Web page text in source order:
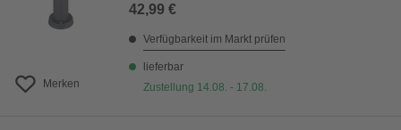
Merken
42,99 €
Verfügbarkeit im Markt prüfen
lieferbar
Zustellung 14.08. - 17.08.